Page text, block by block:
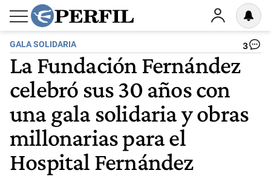
GALA SOLIDARIA 3
La Fundación Fernández
celebró sus 30 años con
una gala solidaria y obras
millonarias para el
Hospital Fernández